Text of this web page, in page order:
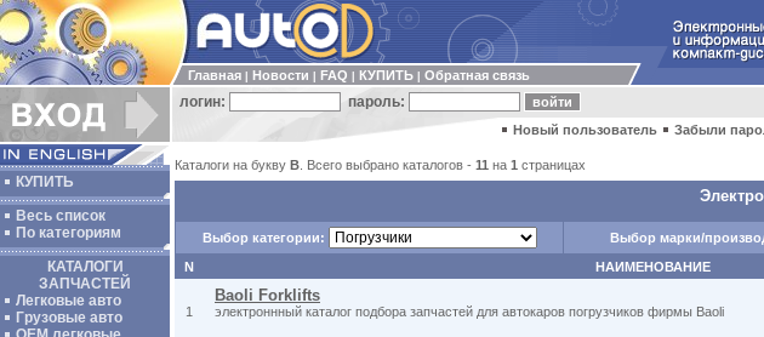
Главная Новости FAQ КУПИТЬ Обратная связь
логин: пароль:
Новый пользователь Забыли
КУПИТЬ
Весь список
По категориям
КАТАЛОГИ
ЗАПЧАСТЕЙ
Легковые авто
Грузовые авто
Каталоги на букву B . Всего выбрано каталогов - 11 на 1 страницах
Выбор категории: Выбор марки/
N
НАИМЕНОВАНИЕ
1
Baoli Forklifts
электроннный каталог подбора запчастей для автокаров погрузчиков фирмы Baoli